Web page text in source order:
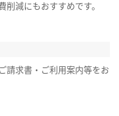
削減にもおすすめです。
請求書・ご利用案内等をお